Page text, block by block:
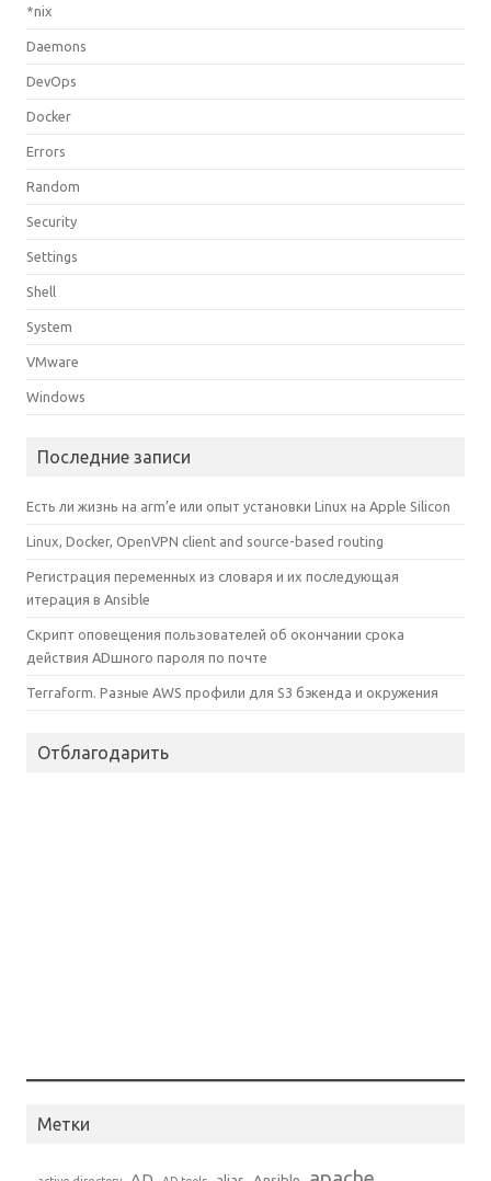
*nix
Daemons
DevOps
Docker
Errors
Random
Security
Settings
Shell
System
VMware
Windows
Последние записи
Есть ли жизнь на arm’е или опыт установки Linux на Apple Silicon
Linux, Docker, OpenVPN client and source-based routing
Регистрация переменных из словаря и их последующая
итерация в Ansible
Скрипт оповещения пользователей об окончании срока
действия ADшного пароля по почте
Terraform. Разные AWS профили для S3 бэкенда и окружения
Отблагодарить
Метки